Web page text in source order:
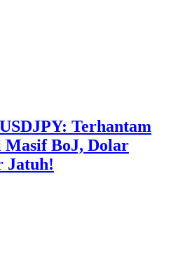
Terhantam
Masif BoJ, Dolar
Jatuh!